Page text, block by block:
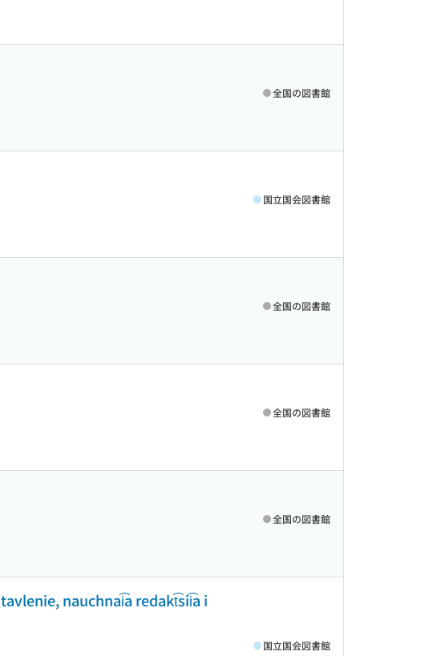
全国の図書館
国立国会図書館
全国の図書館
全国の図書館
全国の図書館
nauchnai͡a redakt͡sii͡a i
国立国会図書館